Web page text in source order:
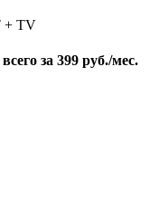
всего за 399 руб./мес.